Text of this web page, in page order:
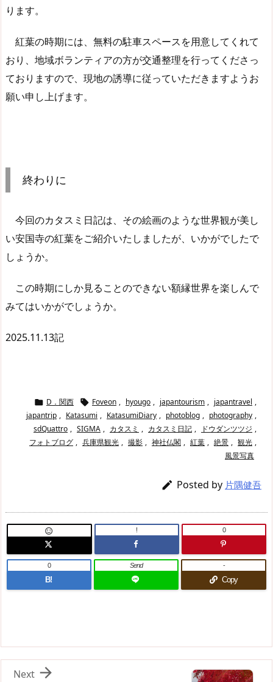
ります。
紅葉の時期には、無料の駐車スペースを用意してくれて
おり、地域ボランティアの方が交通整理を行ってくださっ
ておりますので、現地の誘導に従っていただきますようお
願い申し上げます。
終わりに
今回のカタスミ日記は、その絵画のような世界観が美し
い安国寺の紅葉をご紹介いたしましたが、いかがでしたで
しょうか。
この時期にしか見ることのできない額縁世界を楽しんで
みてはいかがでしょうか。
2025.11.13記
 D．関西  Foveon , hyougo , japantourism , japantravel ,
japantrip , Katasumi , KatasumiDiary , photoblog , photography ,
sdQuattro , SIGMA , カタスミ , カタスミ日記 , ドウダンツツジ ,
フォトブログ , 兵庫県観光 , 撮影 , 神社仏閣 , 紅葉 , 絶景 , 観光 ,
風景写真
 Posted by 片隅健吾
 ! 0
B!
0 Send
Copy
-

Next